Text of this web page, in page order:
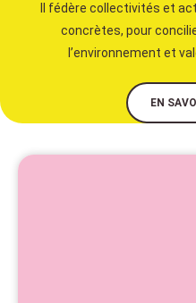
Il fédère collectivités et
concrètes, pour
l’environnement et
EN